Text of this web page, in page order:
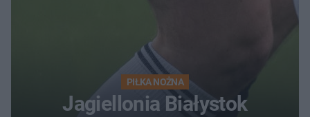
PIŁKA NOŻNA
Jagiellonia Białystok